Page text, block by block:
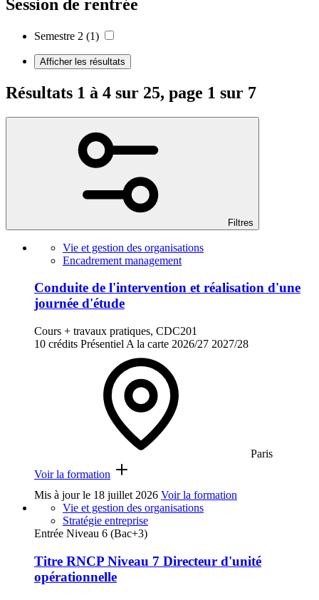
Session de rentrée
Semestre 2 (1)
Afficher les résultats
Résultats 1 à 4 sur 25, page 1 sur 7
Filtres
Vie et gestion des organisations
Encadrement management
Conduite de l'intervention et réalisation d'une
journée d'étude
Cours + travaux pratiques, CDC201
10 crédits Présentiel A la carte 2026/27 2027/28
Paris
Voir la formation
Mis à jour le 18 juillet 2026 Voir la formation
Vie et gestion des organisations
Stratégie entreprise
Entrée Niveau 6 (Bac+3)
Titre RNCP Niveau 7 Directeur d'unité
opérationnelle